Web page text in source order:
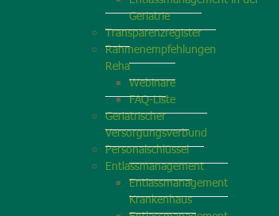
Geriatrie
Transparenzregister
Rahmenempfehlungen
Reha
Webinare
FAQ-Liste
Geriatrischer
Versorgungsverbund
Personalschlüssel
Entlassmanagement
Entlassmanagement
Krankenhaus